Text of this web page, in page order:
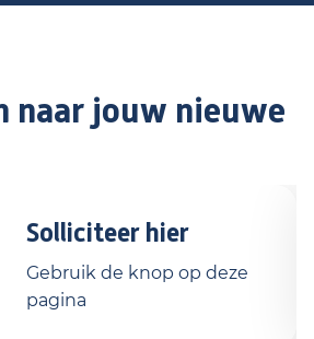
naar jouw nieuwe
Solliciteer hier
Gebruik de knop op deze
pagina